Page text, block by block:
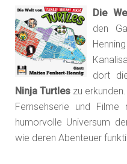
Die
den
dort
Ninja Turtles zu
Fernsehserie und
humorvolle Universum
wie deren Abenteuer